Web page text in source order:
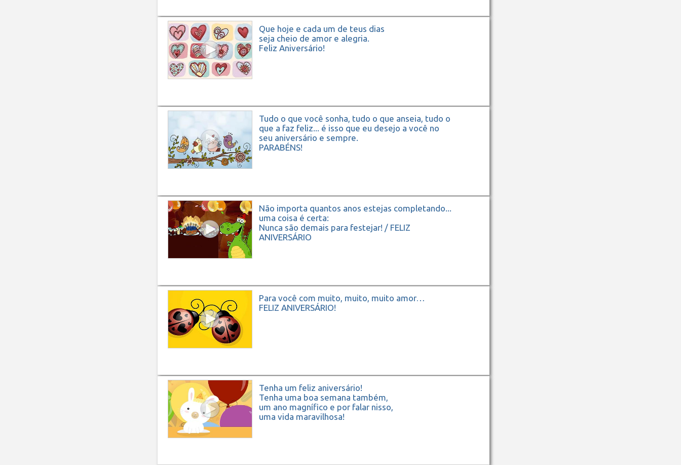
Que hoje e cada um de teus dias
seja cheio de amor e alegria.
Feliz Aniversário!
Tudo o que você sonha, tudo o que anseia, tudo o
que a faz feliz... é isso que eu desejo a você no
seu aniversário e sempre.
PARABÉNS!
Não importa quantos anos estejas completando...
uma coisa é certa:
Nunca são demais para festejar! / FELIZ
ANIVERSÁRIO
Para você com muito, muito, muito amor…
FELIZ ANIVERSÁRIO!
Tenha um feliz aniversário!
Tenha uma boa semana também,
um ano magnífico e por falar nisso,
uma vida maravilhosa!